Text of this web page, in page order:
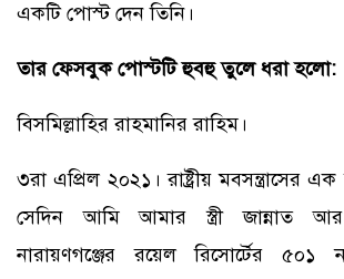
একটি পোস্ট দেন তিনি।
তার ফেসবুক পোস্টটি হুবহু তুলে ধরা হলো:
বিসমিল্লাহির রাহমানির রাহিম।
৩রা এপ্রিল ২০২১। রাষ্ট্রীয় মবসন্ত্রাসের
সেদিন আমি আমার স্ত্রী জান্নাত আর
নারায়ণগঞ্জের রয়েল রিসোর্টের ৫০১